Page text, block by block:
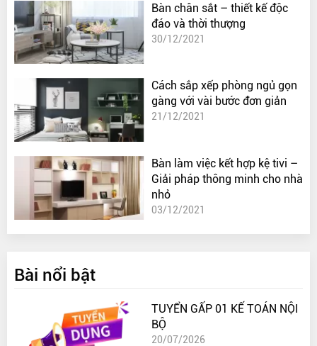
Bàn chân sắt – thiết kế độc
đáo và thời thượng
30/12/2021
Cách sắp xếp phòng ngủ gọn
gàng với vài bước đơn giản
21/12/2021
Bàn làm việc kết hợp kệ tivi –
Giải pháp thông minh cho nhà
nhỏ
03/12/2021
Bài nổi bật
TUYỂN GẤP 01 KẾ TOÁN NỘI
BỘ
20/07/2026